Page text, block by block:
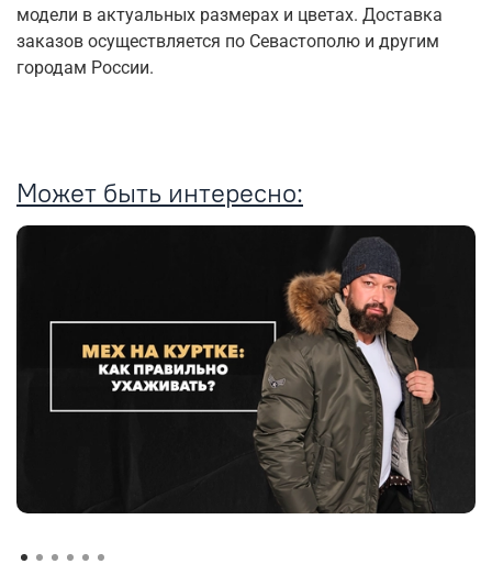
модели в актуальных размерах и цветах. Доставка
заказов осуществляется по Севастополю и другим
городам России.
Может быть интересно: